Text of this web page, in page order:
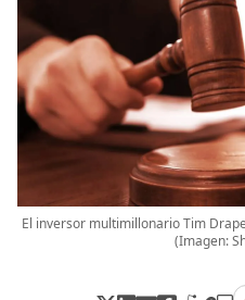
El inversor multimillonario Tim
(Imagen: